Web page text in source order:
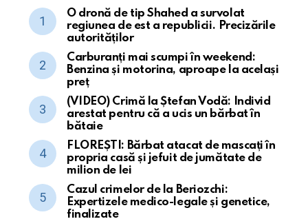
O dronă de tip Shahed a survolat
regiunea de est a republicii. Precizările
autorităților
Carburanți mai scumpi în weekend:
Benzina și motorina, aproape la același
preț
(VIDEO) Crimă la Ștefan Vodă: Individ
arestat pentru că a ucis un bărbat în
bătaie
FLOREȘTI: Bărbat atacat de mascați în
propria casă și jefuit de jumătate de
milion de lei
Cazul crimelor de la Beriozchi:
Expertizele medico-legale și genetice,
finalizate